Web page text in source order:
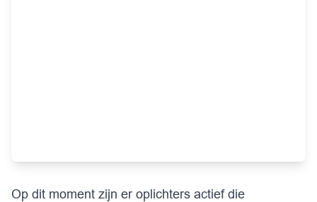
Op dit moment zijn er oplichters actief die